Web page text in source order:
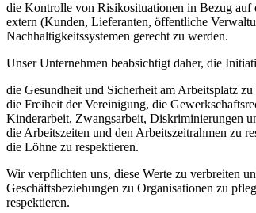
die Kontrolle von Risikosituationen in Bezug auf
extern (Kunden, Lieferanten, öffentliche
Nachhaltigkeitssystemen gerecht zu werden.
Unser Unternehmen beabsichtigt daher, die
die Gesundheit und Sicherheit am Arbeitsplatz zu
die Freiheit der Vereinigung, die
Kinderarbeit, Zwangsarbeit, Diskriminierungen
die Arbeitszeiten und den Arbeitszeitrahmen zu
die Löhne zu respektieren.
Wir verpflichten uns, diese Werte zu verbreiten
Geschäftsbeziehungen zu Organisationen zu
respektieren.